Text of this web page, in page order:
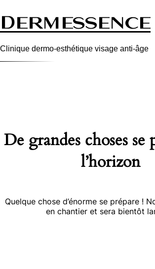
Dermessence
Clinique dermo-esthétique visage anti-âge
De grandes choses se
l’horizon
Quelque chose d’énorme se prépare !
en chantier et sera bientôt